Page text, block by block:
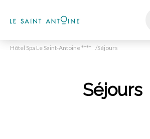
Hôtel Spa Le Saint-Antoine **** Séjours
Séjours